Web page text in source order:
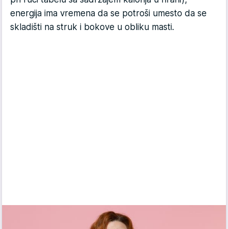
energija ima vremena da se potroši umesto da se
skladišti na struk i bokove u obliku masti.